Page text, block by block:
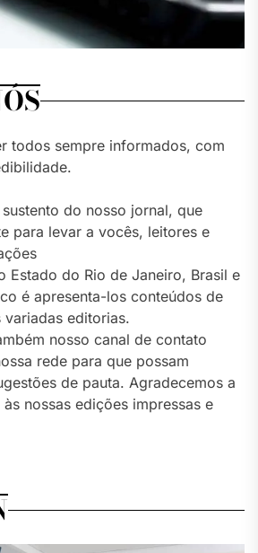
todos sempre informados, com
do nosso jornal, que
para levar a vocês, leitores e
Estado do Rio de Janeiro, Brasil e
é apresenta-los conteúdos de
editorias.
nosso canal de contato
rede para que possam
de pauta. Agradecemos a
nossas edições impressas e